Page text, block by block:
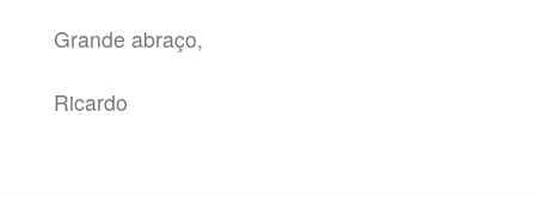
Grande abraço,
Ricardo